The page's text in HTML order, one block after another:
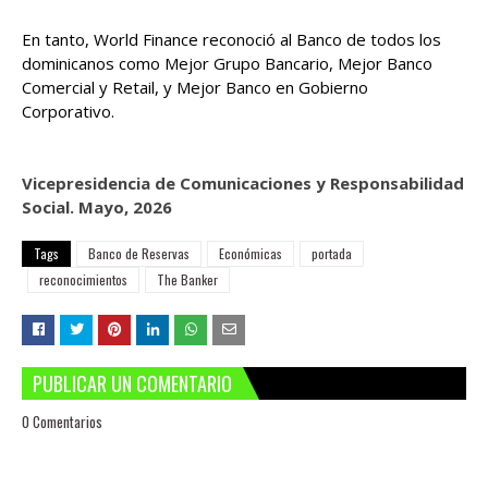
En tanto, World Finance reconoció al Banco de todos los
dominicanos como Mejor Grupo Bancario, Mejor Banco
Comercial y Retail, y Mejor Banco en Gobierno
Corporativo.
Vicepresidencia de Comunicaciones y Responsabilidad
Social. Mayo, 2026
Tags Banco de Reservas Económicas
portada
reconocimientos
The Banker
PUBLICAR UN COMENTARIO
0 Comentarios